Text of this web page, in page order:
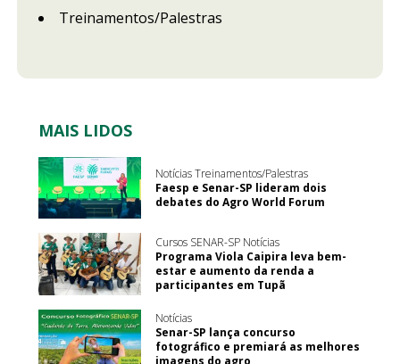
Treinamentos/Palestras
MAIS LIDOS
Notícias Treinamentos/Palestras
Faesp e Senar-SP lideram dois
debates do Agro World Forum
Cursos SENAR-SP Notícias
Programa Viola Caipira leva bem-
estar e aumento da renda a
participantes em Tupã
Notícias
Senar-SP lança concurso
fotográfico e premiará as melhores